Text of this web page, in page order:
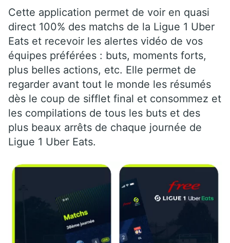
Cette application permet de voir en quasi
direct 100% des matchs de la Ligue 1 Uber
Eats et recevoir les alertes vidéo de vos
équipes préférées : buts, moments forts,
plus belles actions, etc. Elle permet de
regarder avant tout le monde les résumés
dès le coup de sifflet final et consommez et
les compilations de tous les buts et des
plus beaux arrêts de chaque journée de
Ligue 1 Uber Eats.